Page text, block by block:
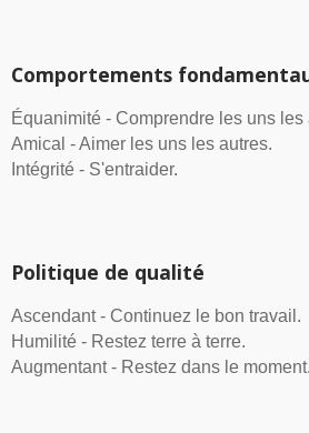
Comportements
Équanimité - Comprendre les uns les
Amical - Aimer les uns les autres.
Intégrité - S'entraider.
Politique de qualité
Ascendant - Continuez le bon travail.
Humilité - Restez terre à terre.
Augmentant - Restez dans le moment.